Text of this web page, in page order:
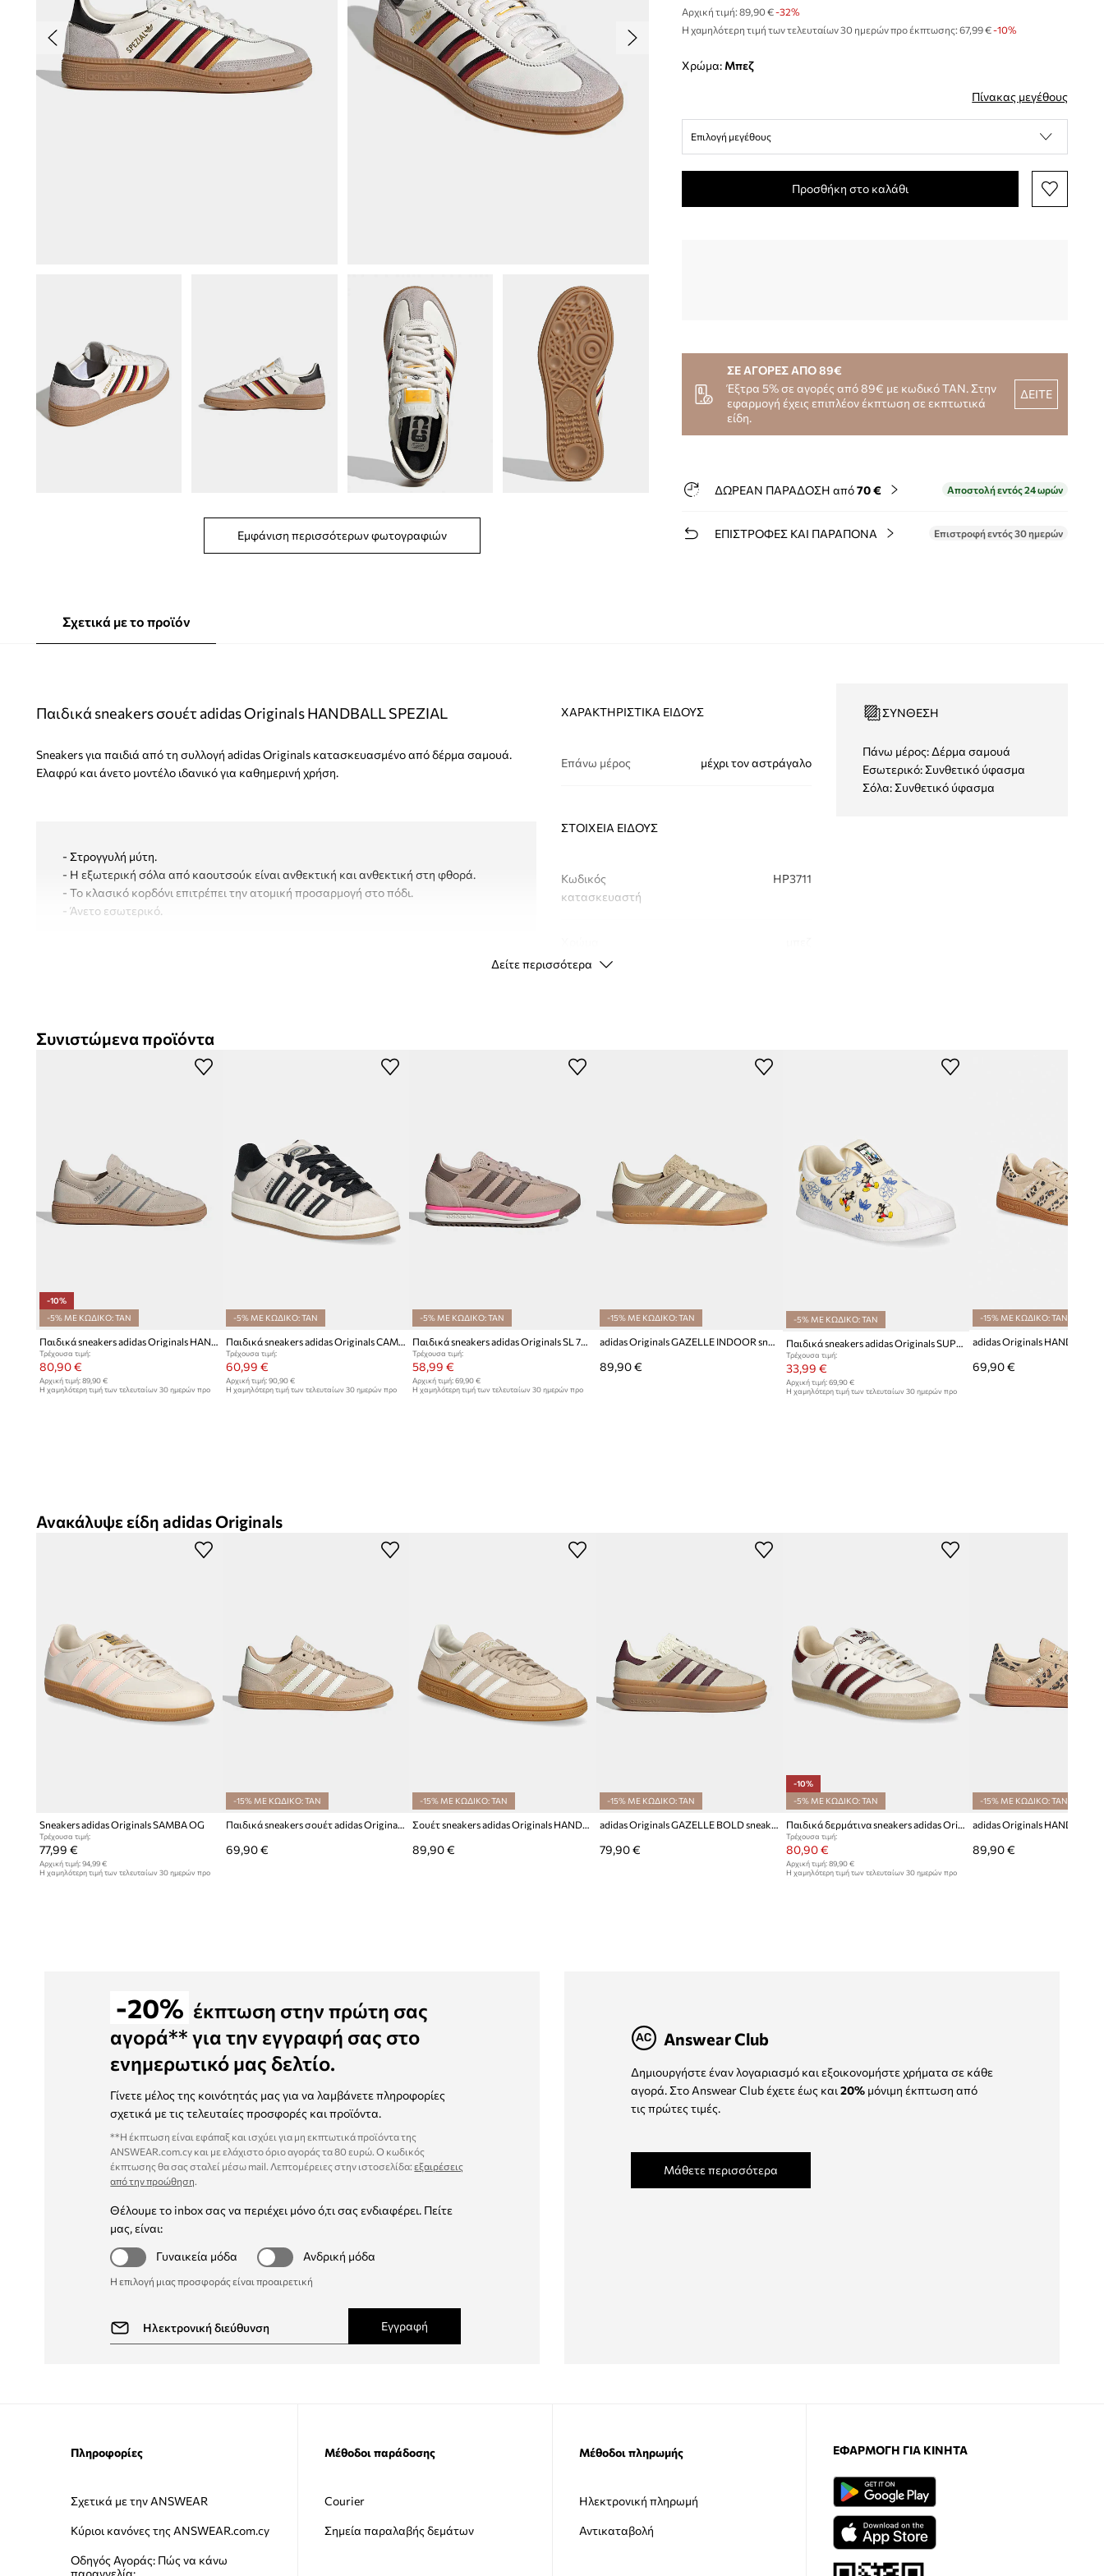
Εμφάνιση περισσότερων φωτογραφιών
Αρχική τιμή: 89,90 €-32%
Η χαμηλότερη τιμή των τελευταίων 30 ημερών προ έκπτωσης: 67,99 € -10%
Χρώμα: μπεζ
Πίνακας μεγέθους
Επιλογή μεγέθους
Προσθήκη στο καλάθι
ΣΕ ΑΓΟΡΕΣ ΑΠΟ 89€
Έξτρα 5% σε αγορές από 89€ με κωδικό TAN. Στην
εφαρμογή έχεις επιπλέον έκπτωση σε εκπτωτικά
είδη.
ΔΕΙΤΕ
ΔΩΡΕΑΝ ΠΑΡΑΔΟΣΗ από70 € Αποστολή εντός 24 ωρών
ΕΠΙΣΤΡΟΦΕΣ ΚΑΙ ΠΑΡΑΠΟΝΑ Επιστροφή εντός 30 ημερών
Σχετικά με το προϊόν
Παιδικά sneakers σουέτ adidas Originals HANDBALL SPEZIAL
Sneakers για παιδιά από τη συλλογή adidas Originals κατασκευασμένο από δέρμα σαμουά.
Ελαφρύ και άνετο μοντέλο ιδανικό για καθημερινή χρήση.
- Στρογγυλή μύτη.
- Η εξωτερική σόλα από καουτσούκ είναι ανθεκτική και ανθεκτική στη φθορά.
- Το κλασικό κορδόνι επιτρέπει την ατομική προσαρμογή στο πόδι.
- Άνετο εσωτερικό.
ΧΑΡΑΚΤΗΡΙΣΤΙΚΆ ΕΊΔΟΥΣ
Επάνω μέρος μέχρι τον αστράγαλο
ΣΤΟΙΧΕΊΑ ΕΊΔΟΥΣ
Κωδικός
κατασκευαστή
HP3711
ID προϊόντος
ΣΎΝΘΕΣΗ
Πάνω μέρος: Δέρμα σαμουά
Εσωτερικό: Συνθετικό ύφασμα
Σόλα: Συνθετικό ύφασμα
Δείτε περισσότερα
Συνιστώμενα προϊόντα
-10%
-5% ΜΕ ΚΩΔΙΚΟ: TAN
Παιδικά sneakers adidas Originals HANDBALL SPEZIAL
Τρέχουσα τιμή:
80,90 €
Αρχική τιμή: 89,90 €
Η χαμηλότερη τιμή των τελευταίων 30 ημερών προ
-5% ΜΕ ΚΩΔΙΚΟ: TAN
Παιδικά sneakers adidas Originals CAMPUS 00s
Τρέχουσα τιμή:
60,99 €
Αρχική τιμή:90,90 €
Η χαμηλότερη τιμή των τελευταίων 30 ημερών προ
-5% ΜΕ ΚΩΔΙΚΟ: TAN
Παιδικά sneakers adidas Originals SL 72 RS
Τρέχουσα τιμή:
58,99 €
Αρχική τιμή: 69,90 €
Η χαμηλότερη τιμή των τελευταίων 30 ημερών προ
-15% ΜΕ ΚΩΔΙΚΟ: TAN
adidas Originals GAZELLE INDOOR sneakers παιδικά
89,90 €
-5% ΜΕ ΚΩΔΙΚΟ: TAN
Τρέχουσα τιμή:
33,99 €
Αρχική τιμή:69,90 €
Η χαμηλότερη τιμή των τελευταίων 30 ημερών προ
-15% ΜΕ ΚΩΔΙΚΟ: TAN
69,90 €
Ανακάλυψε είδη adidas Originals
Sneakers adidas Originals SAMBA OG
Τρέχουσα τιμή:
77,99 €
Αρχική τιμή: 94,99 €
Η χαμηλότερη τιμή των τελευταίων 30 ημερών προ
-15% ΜΕ ΚΩΔΙΚΟ: TAN
69,90 €
-15% ΜΕ ΚΩΔΙΚΟ: TAN
89,90 €
-15% ΜΕ ΚΩΔΙΚΟ: TAN
79,90 €
-10%
-5% ΜΕ ΚΩΔΙΚΟ: TAN
Παιδικά δερμάτινα sneakers adidas Originals SAMBA OG
Τρέχουσα τιμή:
80,90 €
Αρχική τιμή:89,90 €
Η χαμηλότερη τιμή των τελευταίων 30 ημερών προ
-15% ΜΕ ΚΩΔΙΚΟ: TAN
89,90 €
-20% έκπτωση στην πρώτη σας
αγορά** για την εγγραφή σας στο
ενημερωτικό μας δελτίο.
Γίνετε μέλος της κοινότητάς μας για να λαμβάνετε πληροφορίες
σχετικά με τις τελευταίες προσφορές και προϊόντα.
**Η έκπτωση είναι εφάπαξ και ισχύει για μη εκπτωτικά προϊόντα της
ANSWEAR.com.cy και με ελάχιστο όριο αγοράς τα 80 ευρώ. Ο κωδικός
έκπτωσης θα σας σταλεί μέσω mail. Λεπτομέρειες στην ιστοσελίδα:εξαιρέσεις
από την προώθηση
Θέλουμε το inbox σας να περιέχει μόνο ό,τι σας ενδιαφέρει. Πείτε
μας, είναι:
Γυναικεία μόδα
Ανδρική μόδα
Η επιλογή μιας προσφοράς είναι προαιρετική
Εγγραφή
Answear Club
Δημιουργήστε έναν λογαριασμό και εξοικονομήστε χρήματα σε κάθε
αγορά. Στο Answear Club έχετε έως και 20%μόνιμη έκπτωση από
τις πρώτες τιμές.
Μάθετε περισσότερα
Πληροφορίες
Σχετικά με την ANSWEAR
Κύριοι κανόνες της ANSWEAR.com.cy
Οδηγός Αγοράς: Πώς να κάνω
παραγγελία;
Μέθοδοι παράδοσης
Courier
Σημεία παραλαβής δεμάτων
Μέθοδοι πληρωμής
Ηλεκτρονική πληρωμή
Αντικαταβολή
ΕΦΑΡΜΟΓΉ ΓΙΑ ΚΙΝΗΤΆ